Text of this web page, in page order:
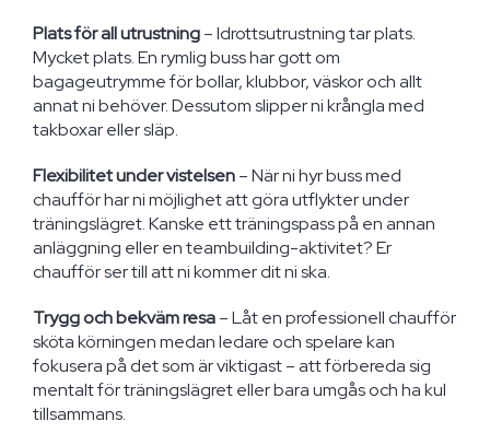
Plats för all utrustning– Idrottsutrustning tar plats.
Mycket plats. En rymlig buss har gott om
bagageutrymme för bollar, klubbor, väskor och allt
annat ni behöver. Dessutom slipper ni krångla med
takboxar eller släp.
Flexibilitet under vistelsen– När ni hyr buss med
chaufför har ni möjlighet att göra utflykter under
träningslägret. Kanske ett träningspass på en annan
anläggning eller en teambuilding-aktivitet? Er
chaufför ser till att ni kommer dit ni ska.
Trygg och bekväm resa– Låt en professionell chaufför
sköta körningen medan ledare och spelare kan
fokusera på det som är viktigast – att förbereda sig
mentalt för träningslägret eller bara umgås och ha kul
tillsammans.